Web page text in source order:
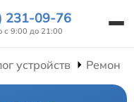
231-09-76
с 9:00 до 21:00
устройств Ремонт